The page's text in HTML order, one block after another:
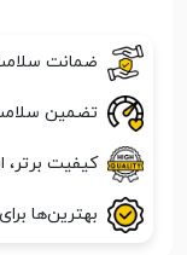
ضمانت
تضمین
کیفیت برتر،
بهترین‌ها